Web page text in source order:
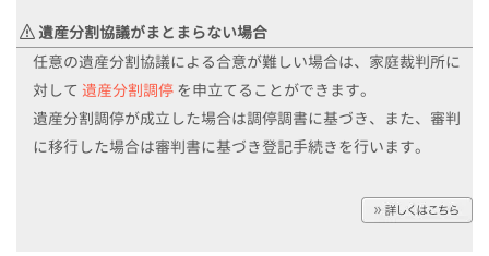
遺産分割協議がまとまらない場合
任意の遺産分割協議による合意が難しい場合は、家庭裁判所に
対して 遺産分割調停 を申立てることができます。
遺産分割調停が成立した場合は調停調書に基づき、また、審判
に移行した場合は審判書に基づき登記手続きを行います。